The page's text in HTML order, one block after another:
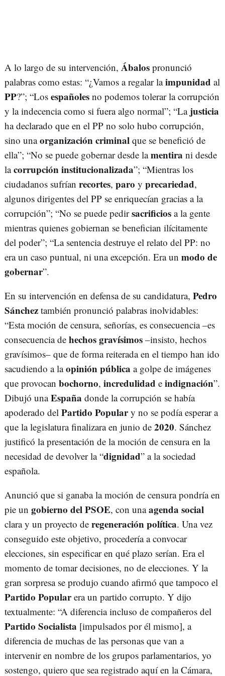
A lo largo de su intervención, Ábalos pronunció
palabras como estas: “¿Vamos a regalar laimpunidad al
PP?”; “Los españoles no podemos tolerar la corrupción
y la indecencia como si fuera algo normal”; “La justicia
ha declarado que en el PP no solo hubo corrupción,
sino unaorganización criminal que se benefició de
ella”; “No se puede gobernar desde lamentira ni desde
lacorrupción institucionalizada”; “Mientras los
ciudadanos sufrían recortes, paro y precariedad,
algunos dirigentes del PP se enriquecían gracias a la
corrupción”; “No se puede pedirsacrificios a la gente
mientras quienes gobiernan se benefician ilícitamente
del poder”; “La sentencia destruye el relato del PP: no
era un caso puntual, ni una excepción. Era un modo de
gobernar”.
En su intervención en defensa de su candidatura, Pedro
Sánchez también pronunció palabras inolvidables:
“Esta moción de censura, señorías, es consecuencia –es
consecuencia de hechos gravísimos –insisto, hechos
gravísimos– que de forma reiterada en el tiempo han ido
sacudiendo a laopinión pública a golpe de imágenes
que provocan bochorno, incredulidad e indignación”.
Dibujó unaEspaña donde la corrupción se había
apoderado del Partido Populary no se podía esperar a
que la legislatura finalizara en junio de 2020. Sánchez
justificó la presentación de la moción de censura en la
necesidad de devolver la “dignidad” a la sociedad
española.
Anunció que si ganaba la moción de censura pondría en
pie un gobierno del PSOE, con unaagenda social
clara y un proyecto de regeneración política. Una vez
conseguido este objetivo, procedería a convocar
elecciones, sin especificar en qué plazo serían. Era el
momento de tomar decisiones, no de elecciones. Y la
gran sorpresa se produjo cuando afirmó que tampoco el
Partido Popularera un partido corrupto. Y dijo
textualmente: “A diferencia incluso de compañeros del
Partido Socialista [impulsados por él mismo], a
diferencia de muchas de las personas que van a
intervenir en nombre de los grupos parlamentarios, yo
sostengo, quiero que sea registrado aquí en la Cámara,